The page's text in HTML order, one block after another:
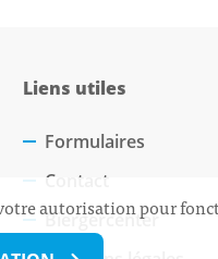
Liens utiles
Formulaires
Contact
Biergercenter
autorisation pour